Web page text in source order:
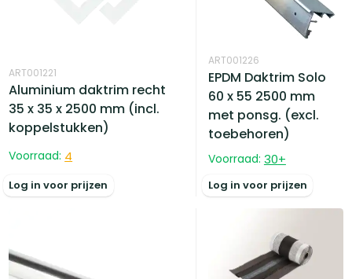
ART001221
Aluminium daktrim recht
35 x 35 x 2500 mm (incl.
koppelstukken)
Voorraad: 4
Log in voor prijzen
ART001226
EPDM Daktrim Solo
60 x 55 2500 mm
met ponsg. (excl.
toebehoren)
Voorraad: 30+
Log in voor prijzen